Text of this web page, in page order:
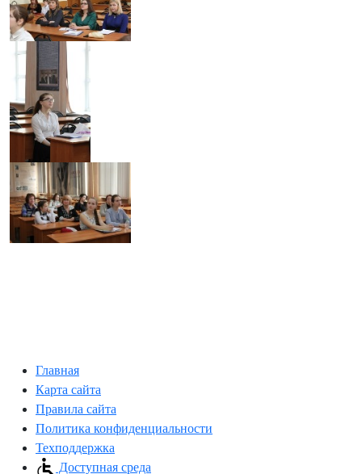
Главная
Карта сайта
Правила сайта
Политика конфиденциальности
Техподдержка
Доступная среда